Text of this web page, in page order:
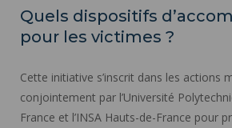
Quels dispositifs
pour les victimes ?
Cette initiative s’inscrit dans les actions
conjointement par l’Université
France et l’INSA Hauts-de-France pour